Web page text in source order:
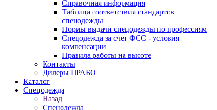
Справочная информация
Таблица соответствия стандартов
спецодежды
Нормы выдачи спецодежды по профессиям
Спецодежда за счет ФСС - условия
компенсации
Правила работы на высоте
Контакты
Дилеры ПРАБО
Каталог
Спецодежда
Назад
Спецодежда